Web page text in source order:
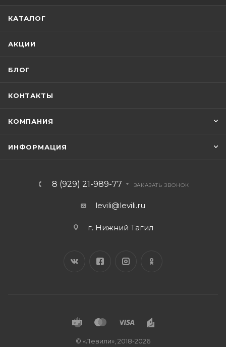
КАТАЛОГ
АКЦИИ
БЛОГ
КОНТАКТЫ
КОМПАНИЯ
ИНФОРМАЦИЯ
8 (929) 21-989-77 ЗАКАЗАТЬ ЗВОНОК
levili@levili.ru
г. Нижний Тагил
© «Левили», 2018-2026